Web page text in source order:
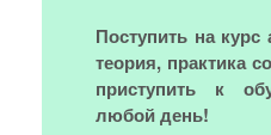
Поступить на
теория, практика
приступить к
любой день!